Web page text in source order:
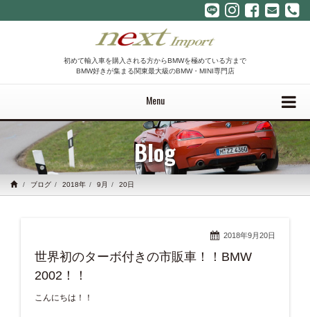
初めて輸入車を購入される方からBMWを極めている方まで
BMW好きが集まる関東最大級のBMW・MINI専門店
Menu
Blog
ブログ 2018年 9月 20日
2018年9月20日
世界初のターボ付きの市販車！！BMW
2002！！
こんにちは！！